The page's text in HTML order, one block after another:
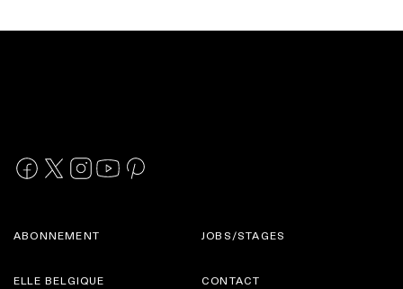
ABONNEMENT
ELLE BELGIQUE
JOBS/STAGES
CONTACT